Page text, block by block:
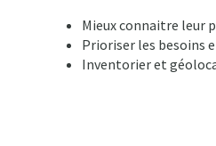
Mieux connaitre leur
Prioriser les besoins
Inventorier et